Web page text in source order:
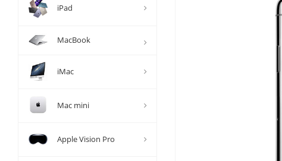
iPad
MacBook
iMac
Mac mini
Apple Vision Pro